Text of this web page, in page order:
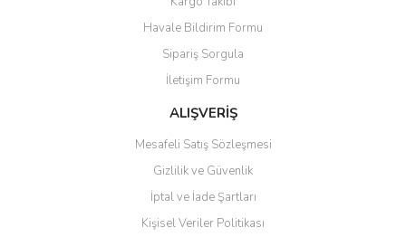
Ürün resmi kalitesiz, bozuk veya görüntülenemiyor.
Ürün açıklamasında eksik bilgiler bulunuyor.
Ürün bilgilerinde hatalar bulunuyor.
Ürün fiyatı diğer sitelerden daha pahalı.
Bu ürüne benzer farklı alternatifler olmalı.
Gönder
Havale Bildirim Formu
Sipariş Sorgula
İletişim Formu
ALIŞVERİŞ
Mesafeli Satış Sözleşmesi
Gizlilik ve Güvenlik
İptal ve İade Şartları
Kişisel Veriler Politikası